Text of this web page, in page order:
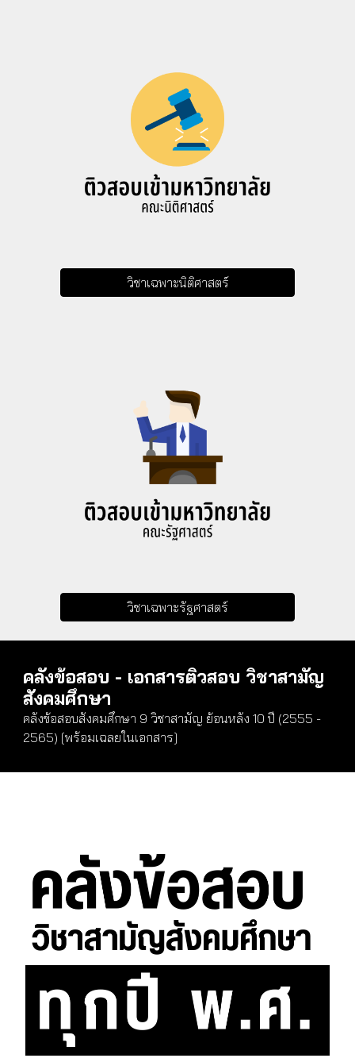
วิชาเฉพาะนิติศาสตร์
วิชาเฉพาะรัฐศาสตร์
คลังข้อสอบ - เอกสารติวสอบ วิชาสามัญ
สังคมศึกษา
คลังข้อสอบสังคมศึกษา 9 วิชาสามัญ ย้อนหลัง 10 ปี (2555 -
2565) [พร้อมเฉลยในเอกสาร]